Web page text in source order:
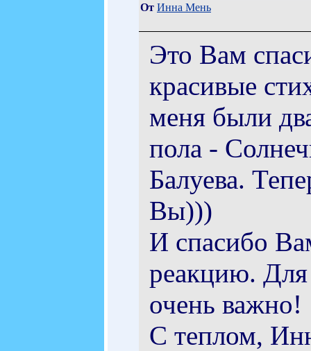
От Инна Мень
Это Вам
красивые
меня были
пола -
Балуева.
Вы)))
И спасибо
реакцию. Для
очень важно!
С теплом,